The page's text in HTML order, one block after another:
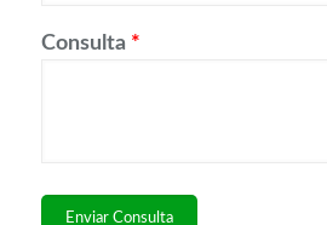
Consulta *